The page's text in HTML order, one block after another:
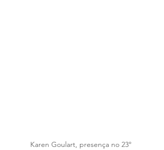
Karen Goulart, presença no 23°